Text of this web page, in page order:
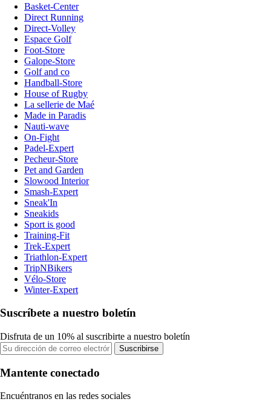
Basket-Center
Direct Running
Direct-Volley
Espace Golf
Foot-Store
Galope-Store
Golf and co
Handball-Store
House of Rugby
La sellerie de Maé
Made in Paradis
Nauti-wave
On-Fight
Padel-Expert
Pecheur-Store
Pet and Garden
Slowood Interior
Smash-Expert
Sneak'In
Sneakids
Sport is good
Training-Fit
Trek-Expert
Triathlon-Expert
TripNBikers
Vélo-Store
Winter-Expert
Suscríbete a nuestro boletín
Disfruta de un 10% al suscribirte a nuestro boletín
Suscribirse
Mantente conectado
Encuéntranos en las redes sociales